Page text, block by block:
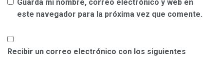
Guarda mi nombre, correo electrónico y web en
este navegador para la próxima vez que comente.
Recibir un correo electrónico con los siguientes